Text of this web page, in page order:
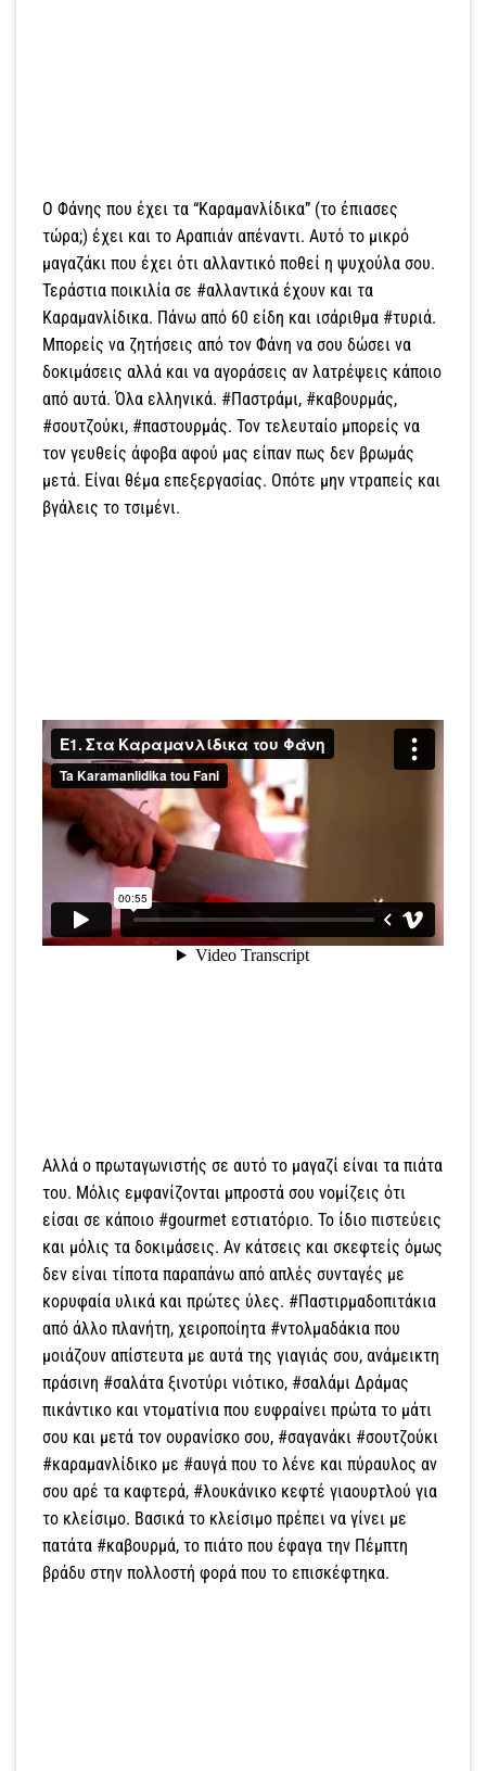
Ο Φάνης που έχει τα “Καραμανλίδικα” (το έπιασες
τώρα;) έχει και το Αραπιάν απέναντι. Αυτό το μικρό
μαγαζάκι που έχει ότι αλλαντικό ποθεί η ψυχούλα σου.
Τεράστια ποικιλία σε #αλλαντικά έχουν και τα
Καραμανλίδικα. Πάνω από 60 είδη και ισάριθμα #τυριά.
Μπορείς να ζητήσεις από τον Φάνη να σου δώσει να
δοκιμάσεις αλλά και να αγοράσεις αν λατρέψεις κάποιο
από αυτά. Όλα ελληνικά. #Παστράμι, #καβουρμάς,
#σουτζούκι, #παστουρμάς. Τον τελευταίο μπορείς να
τον γευθείς άφοβα αφού μας είπαν πως δεν βρωμάς
μετά. Είναι θέμα επεξεργασίας. Οπότε μην ντραπείς και
βγάλεις το τσιμένι.
Αλλά ο πρωταγωνιστής σε αυτό το μαγαζί είναι τα πιάτα
του. Μόλις εμφανίζονται μπροστά σου νομίζεις ότι
είσαι σε κάποιο #gourmet εστιατόριο. Το ίδιο πιστεύεις
και μόλις τα δοκιμάσεις. Αν κάτσεις και σκεφτείς όμως
δεν είναι τίποτα παραπάνω από απλές συνταγές με
κορυφαία υλικά και πρώτες ύλες. #Παστιρμαδοπιτάκια
από άλλο πλανήτη, χειροποίητα #ντολμαδάκια που
μοιάζουν απίστευτα με αυτά της γιαγιάς σου, ανάμεικτη
πράσινη #σαλάτα ξινοτύρι νιότικο, #σαλάμι Δράμας
πικάντικο και ντοματίνια που ευφραίνει πρώτα το μάτι
σου και μετά τον ουρανίσκο σου, #σαγανάκι #σουτζούκι
#καραμανλίδικο με #αυγά που το λένε και πύραυλος αν
σου αρέ τα καφτερά, #λουκάνικο κεφτέ γιαουρτλού για
το κλείσιμο. Βασικά το κλείσιμο πρέπει να γίνει με
πατάτα #καβουρμά, το πιάτο που έφαγα την Πέμπτη
βράδυ στην πολλοστή φορά που το επισκέφτηκα.